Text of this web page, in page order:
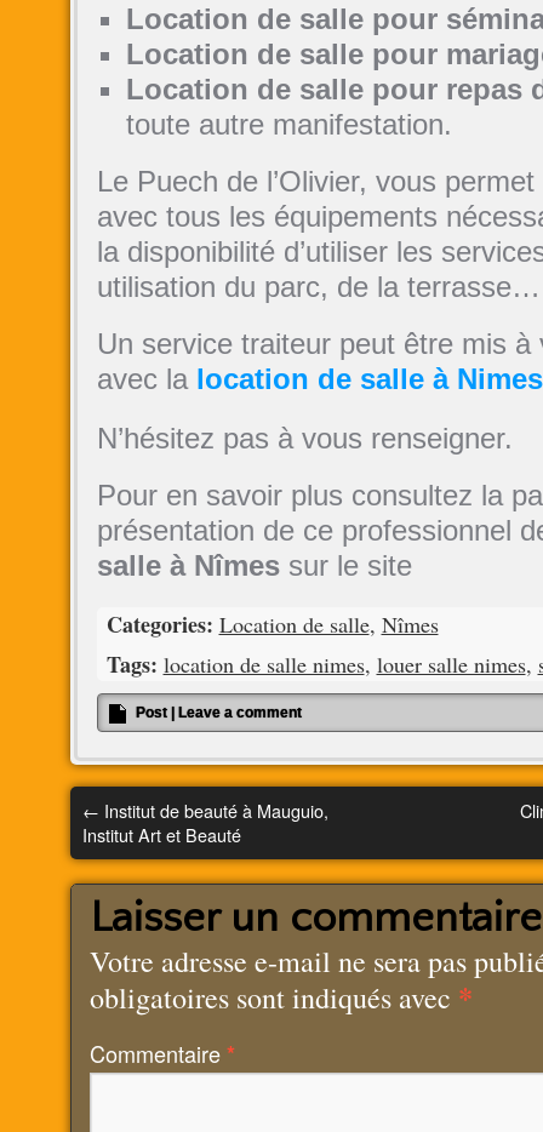
Location de salle pour
Location de salle pour
Location de salle pour repas
toute autre manifestation.
Le Puech de l’Olivier, vous
avec tous les équipements
la disponibilité d’utiliser les
utilisation du parc, de la terrasse…
Un service traiteur peut être mis à
avec la location de salle à
N’hésitez pas à vous renseigner.
Pour en savoir plus consultez la
présentation de ce professionnel
salle à Nîmessur le site
Categories: Location de salle, Nîmes
Tags: location de salle nimes, louer salle nimes,
Post Leave a comment
← Institut de beauté à Mauguio,
Institut Art et Beauté
Laisser un commentaire
Votre adresse e-mail ne sera pas
obligatoires sont indiqués avec *
Commentaire*